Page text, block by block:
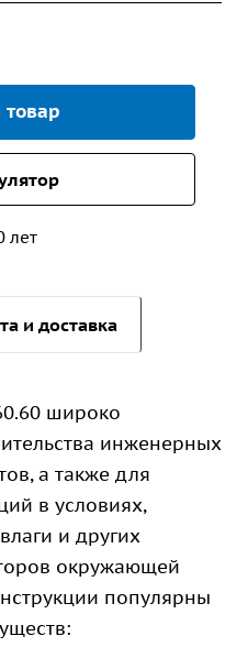
товар
лет
и доставка
широко
инженерных
а также для
в условиях,
и других
окружающей
популярны